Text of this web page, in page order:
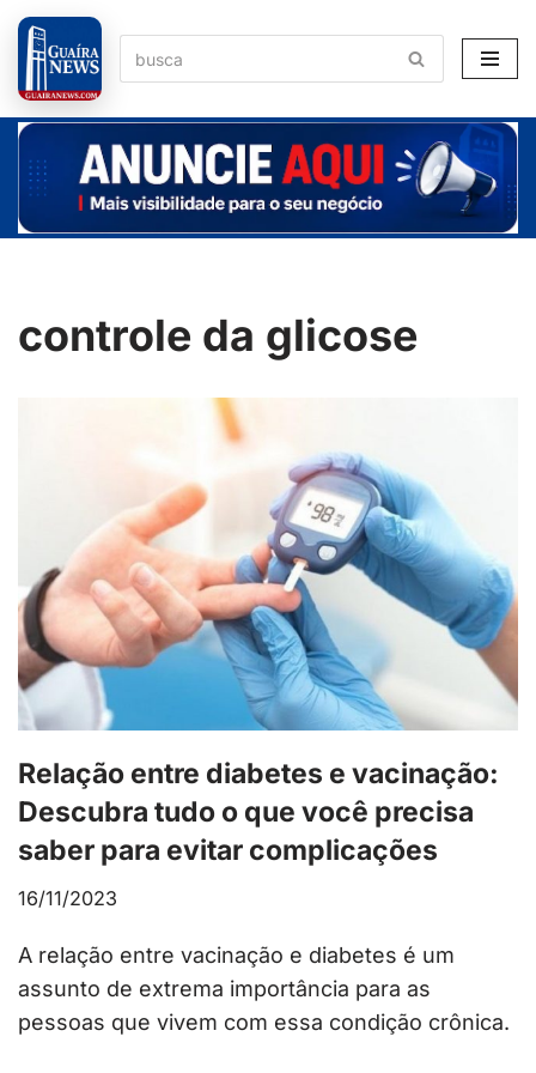
Pular
para
o
conteúdo
controle da glicose
Relação entre diabetes e vacinação:
Descubra tudo o que você precisa
saber para evitar complicações
16/11/2023
A relação entre vacinação e diabetes é um
assunto de extrema importância para as
pessoas que vivem com essa condição crônica.